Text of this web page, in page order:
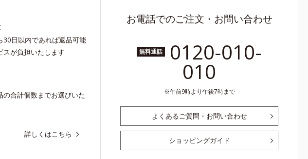
30日以内であれば返品可能
が負担いたします
の合計個数までお選びいた
詳しくはこちら
お電話でのご注文・お問い合わせ
無料通話 0120-010-
010
午前9時より午後7時まで
よくあるご質問・お問い合わせ
ショッピングガイド